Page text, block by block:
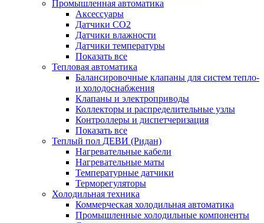
Промышленная автоматика
Аксессуары
Датчики CO2
Датчики влажности
Датчики температуры
Показать все
Тепловая автоматика
Балансировочные клапаны для систем тепло-
и холодоснабжения
Клапаны и электроприводы
Коллекторы и распределительные узлы
Контроллеры и диспетчеризация
Показать все
Теплый пол ДЕВИ (Ридан)
Нагревательные кабели
Нагревательные маты
Температурные датчики
Терморегуляторы
Холодильная техника
Коммерческая холодильная автоматика
Промышленные холодильные компоненты